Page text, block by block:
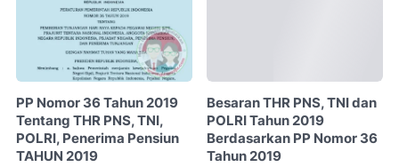
PP Nomor 36 Tahun 2019
Tentang THR PNS, TNI,
POLRI, Penerima Pensiun
TAHUN 2019
Besaran THR PNS, TNI dan
POLRI Tahun 2019
Berdasarkan PP Nomor 36
Tahun 2019